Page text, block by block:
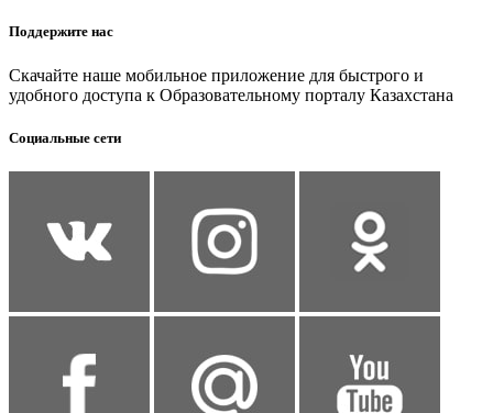
Поддержите нас
Скачайте наше мобильное приложение для быстрого и
удобного доступа к Образовательному порталу Казахстана
Социальные сети